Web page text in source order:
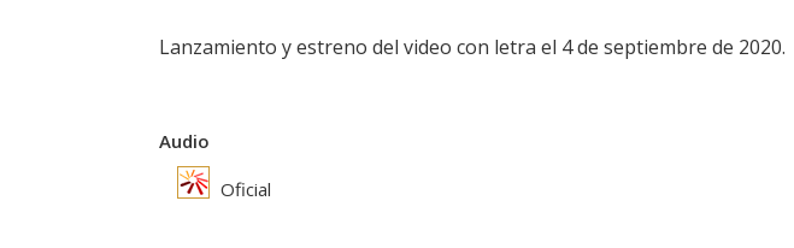
Lanzamiento y estreno del video con letra el 4 de septiembre de 2020.
Audio
Oficial